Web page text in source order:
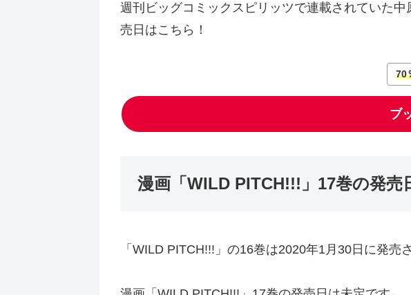
週刊ビッグコミックスピリッツで連載されていた
売日はこちら！
70
ブ
漫画「WILD PITCH!!!」17巻の発売
「WILD PITCH!!!」の16巻は2020年1月30日に発売